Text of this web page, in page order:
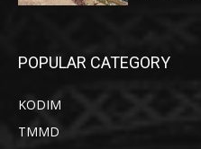
POPULAR CATEGORY
KODIM
TMMD